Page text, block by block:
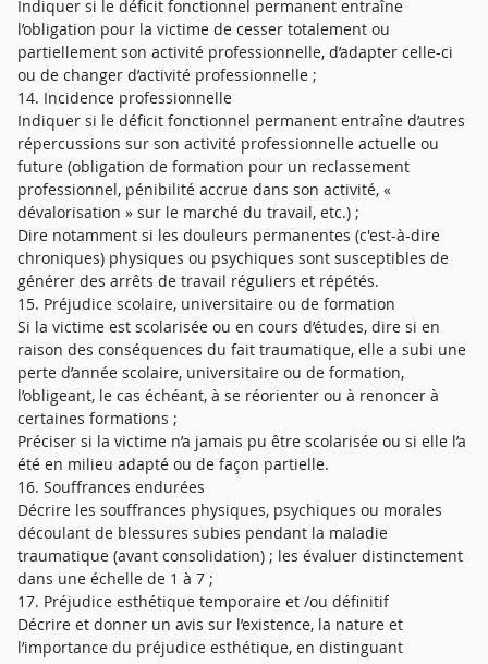
Indiquer si le déficit fonctionnel permanent entraîne
l’obligation pour la victime de cesser totalement ou
partiellement son activité professionnelle, d’adapter celle-ci
ou de changer d’activité professionnelle ;
14. Incidence professionnelle
Indiquer si le déficit fonctionnel permanent entraîne d’autres
répercussions sur son activité professionnelle actuelle ou
future (obligation de formation pour un reclassement
professionnel, pénibilité accrue dans son activité, «
dévalorisation » sur le marché du travail, etc.) ;
Dire notamment si les douleurs permanentes (c'est-à-dire
chroniques) physiques ou psychiques sont susceptibles de
générer des arrêts de travail réguliers et répétés.
15. Préjudice scolaire, universitaire ou de formation
Si la victime est scolarisée ou en cours d’études, dire si en
raison des conséquences du fait traumatique, elle a subi une
perte d’année scolaire, universitaire ou de formation,
l’obligeant, le cas échéant, à se réorienter ou à renoncer à
certaines formations ;
Préciser si la victime n’a jamais pu être scolarisée ou si elle l’a
été en milieu adapté ou de façon partielle.
16. Souffrances endurées
Décrire les souffrances physiques, psychiques ou morales
découlant de blessures subies pendant la maladie
traumatique (avant consolidation) ; les évaluer distinctement
dans une échelle de 1 à 7 ;
17. Préjudice esthétique temporaire et /ou définitif
Décrire et donner un avis sur l’existence, la nature et
l’importance du préjudice esthétique, en distinguant